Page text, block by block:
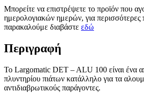
Μπορείτε να επιστρέψετε το προϊόν που
ημερολογιακών ημερών, για περισσότερες
παρακαλούμε διαβάστε εδώ
Περιγραφή
Το Largomatic DET – ALU 100 είναι ένα
πλυντηρίου πιάτων κατάλληλο για τα
αντιδιαβρωτικούς παράγοντες.